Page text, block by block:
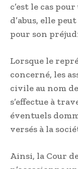
c’est le cas
d’abus, elle
pour son
Lorsque le
concerné, les
civile au nom
s’effectue à
éventuels
versés à la
Ainsi, la Cour